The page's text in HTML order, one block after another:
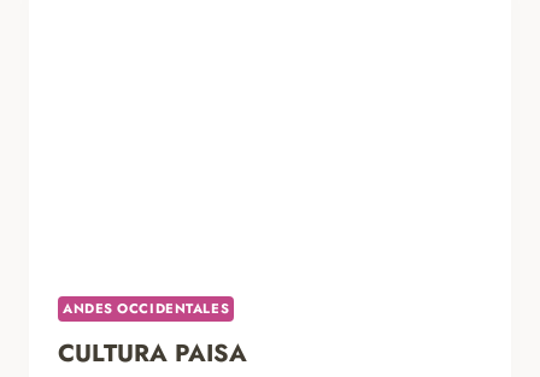
ANDES OCCIDENTALES
CULTURA PAISA